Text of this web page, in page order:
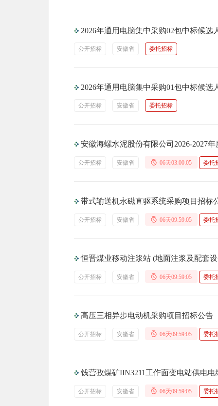
2026年通用电脑集中采购02包中标候选
公开招标 安徽省 委托招标
2026年通用电脑集中采购01包中标候选
公开招标 安徽省 委托招标
安徽海螺水泥股份有限公司2026-2027
公开招标 安徽省 06天03:00:04 委托
带式输送机永磁直驱系统采购项目招标
公开招标 安徽省 06天09:59:04 委托
恒晋煤业移动注浆站 (地面注浆及配套
公开招标 安徽省 06天09:59:04 委托
高压三相异步电动机采购项目招标公告
公开招标 安徽省 06天09:59:04 委托
钱营孜煤矿IIN3211工作面变电站供电
公开招标 安徽省 06天09:59:04 委托